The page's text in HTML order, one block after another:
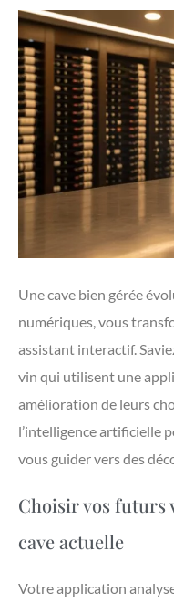
Une cave bien gérée
numériques, vous
assistant interactif.
vin qui utilisent une
amélioration de leurs
l’intelligence artificielle
vous guider vers des
Choisir vos futurs
cave actuelle
Votre application